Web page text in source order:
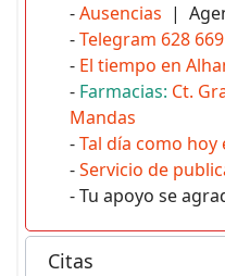
-Ausencias |
-Telegram 628
- El tiempo en
- Farmacias: Ct.
Mandas
-Tal día como hoy
-Servicio de
- Tu apoyo se
Citas